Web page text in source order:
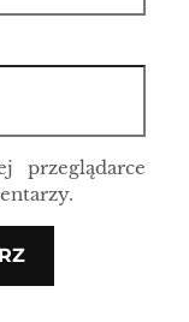
przeglądarce